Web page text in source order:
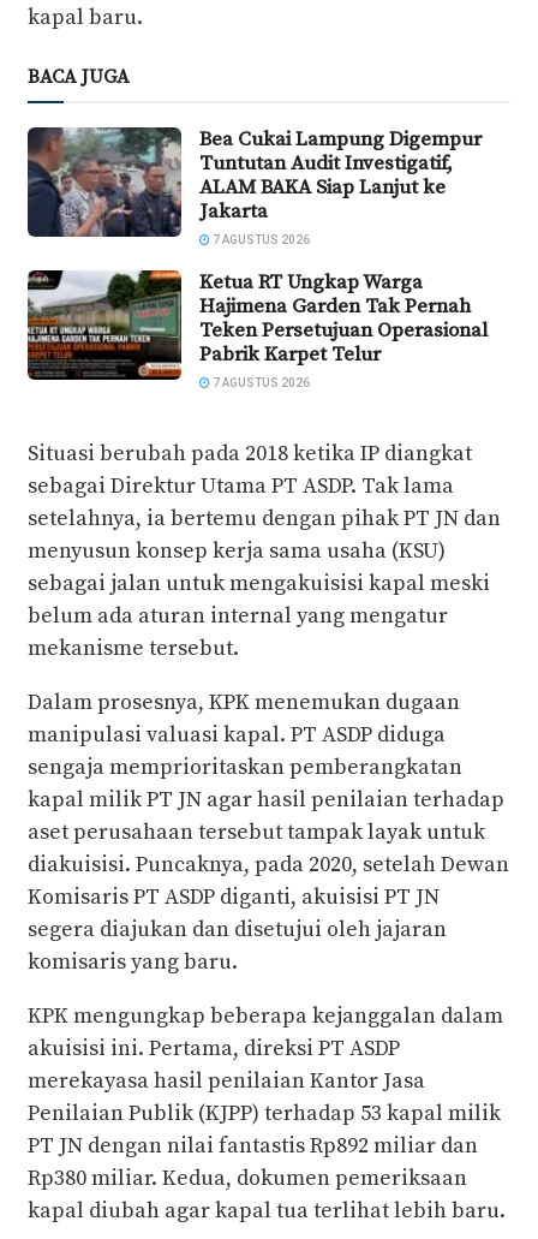
kapal baru.
BACA JUGA
Bea Cukai Lampung Digempur
Tuntutan Audit Investigatif,
ALAM BAKA Siap Lanjut ke
Jakarta
7 AGUSTUS 2026
Ketua RT Ungkap Warga
Hajimena Garden Tak Pernah
Teken Persetujuan Operasional
Pabrik Karpet Telur
7 AGUSTUS 2026
Situasi berubah pada 2018 ketika IP diangkat
sebagai Direktur Utama PT ASDP. Tak lama
setelahnya, ia bertemu dengan pihak PT JN dan
menyusun konsep kerja sama usaha (KSU)
sebagai jalan untuk mengakuisisi kapal meski
belum ada aturan internal yang mengatur
mekanisme tersebut.
Dalam prosesnya, KPK menemukan dugaan
manipulasi valuasi kapal. PT ASDP diduga
sengaja memprioritaskan pemberangkatan
kapal milik PT JN agar hasil penilaian terhadap
aset perusahaan tersebut tampak layak untuk
diakuisisi. Puncaknya, pada 2020, setelah Dewan
Komisaris PT ASDP diganti, akuisisi PT JN
segera diajukan dan disetujui oleh jajaran
komisaris yang baru.
KPK mengungkap beberapa kejanggalan dalam
akuisisi ini. Pertama, direksi PT ASDP
merekayasa hasil penilaian Kantor Jasa
Penilaian Publik (KJPP) terhadap 53 kapal milik
PT JN dengan nilai fantastis Rp892 miliar dan
Rp380 miliar. Kedua, dokumen pemeriksaan
kapal diubah agar kapal tua terlihat lebih baru.